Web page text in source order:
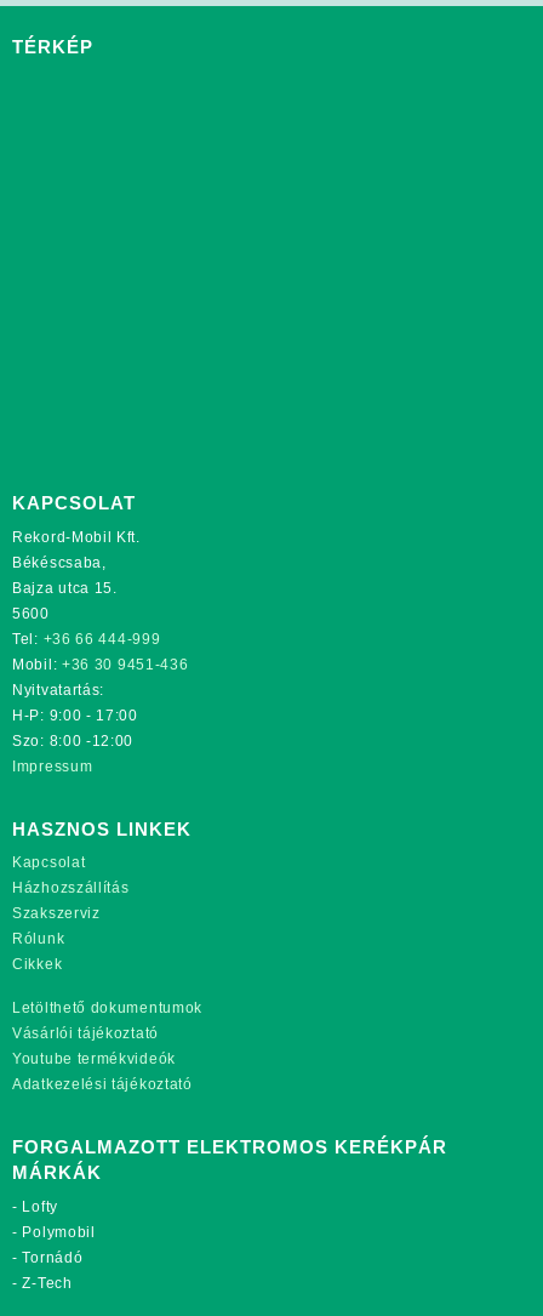
TÉRKÉP
KAPCSOLAT
Rekord-Mobil Kft.
Békéscsaba,
Bajza utca 15.
5600
Tel: +36 66 444-999
Mobil: +36 30 9451-436
Nyitvatartás:
H-P: 9:00 - 17:00
Szo: 8:00 -12:00
Impressum
HASZNOS LINKEK
Kapcsolat
Házhozszállítás
Szakszerviz
Rólunk
Cikkek
Letölthető dokumentumok
Vásárlói tájékoztató
Youtube termékvideók
Adatkezelési tájékoztató
FORGALMAZOTT ELEKTROMOS KERÉKPÁR
MÁRKÁK
- Lofty
- Polymobil
-Tornádó
-Z-Tech